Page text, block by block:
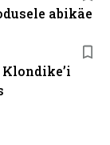
abikäe